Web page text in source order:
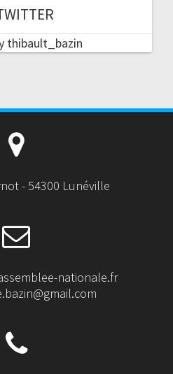
thibault_bazin
- 54300 Lunéville
nationale.fr